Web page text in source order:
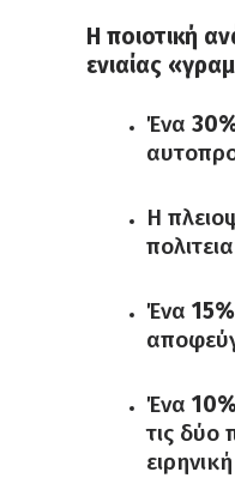
Η ποιοτική
ενιαίας
Ένα
Η
Ένα
Ένα
τις δύο